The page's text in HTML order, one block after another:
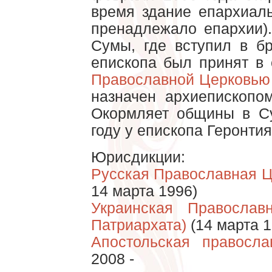
время здание
пренадлежало
Сумы, где вступил в
епископа был принят
Православной Церковью
назначен
Окормляет общины в
году у епископа
Юрисдикции:
Русская Православная
14 марта 1996)
Украинская
Патриархата) (14 марта
Апостольская
2008 -